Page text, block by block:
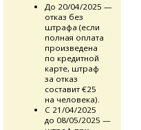
До 20/04/2025 —
отказ без
штрафа (если
полная оплата
произведена
по кредитной
карте, штраф
за отказ
составит €25
на человека).
С 21/04/2025
до 08/05/2025 —